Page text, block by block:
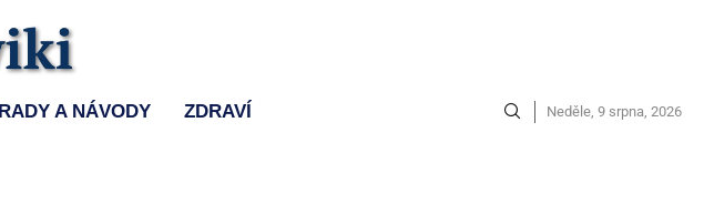
RADY A NÁVODY ZDRAVÍ Neděle, 9 srpna, 2026